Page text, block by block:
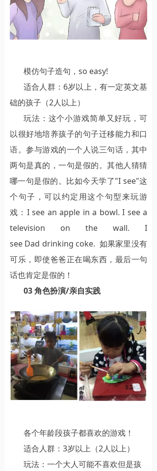
模仿句子造句，so easy!
适合人群：6岁以上，有一定英文基
础的孩子（2人以上）
玩法：这个小游戏简单又好玩，可
以很好地培养孩子的句子迁移能力和口
语。参与游戏的一个人说三句话，其中
两句是真的，一句是假的。其他人猜猜
哪一句是假的。比如今天学了"I see"这
个句子，可以约定用这个句型来玩游
戏：I see an apple in a bowl. I see a
television on the wall. I
see Dad drinking coke. 如果家里没有
可乐，即使爸爸正在喝东西，最后一句
话也肯定是假的！
03 角色扮演/亲自实践
各个年龄段孩子都喜欢的游戏！
适合人群：3岁以上（2人以上）
玩法：一个大人可能不喜欢但是孩